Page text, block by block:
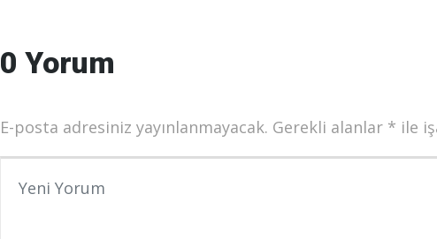
0 Yorum
E-posta adresiniz yayınlanmayacak. Gerekli alanlar * ile